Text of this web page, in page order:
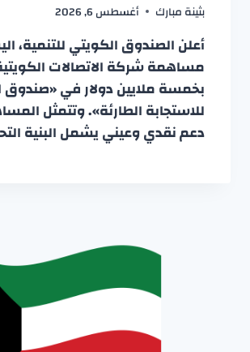
بثينة مبارك أغسطس 6, 2026
أعلن الصندوق الكويتي للتنمية،
بخمسة ملايين دولار في «صندوق
للاستجابة الطارئة». وتتمثل
دعم نقدي وعيني يشمل البنية